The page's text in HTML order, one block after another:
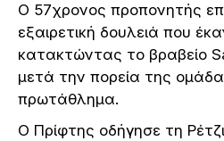
Ο 57χρονος προπονητής
εξαιρετική δουλειά που
κατακτώντας το βραβείο
μετά την πορεία της
πρωτάθλημα.
Ο Πρίφτης οδήγησε τη